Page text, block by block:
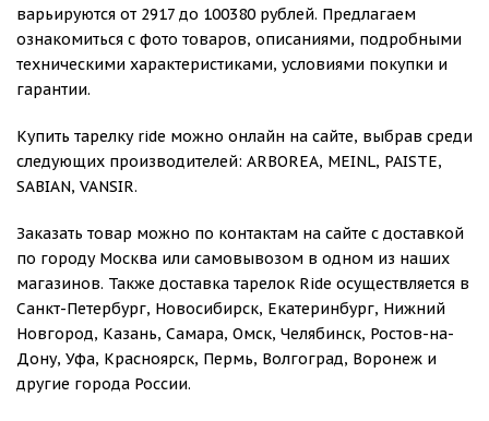
варьируются от 2917 до 100380 рублей. Предлагаем
ознакомиться с фото товаров, описаниями, подробными
техническими характеристиками, условиями покупки и
гарантии.
Купить тарелку ride можно онлайн на сайте, выбрав среди
следующих производителей: ARBOREA, MEINL, PAISTE,
SABIAN, VANSIR.
Заказать товар можно по контактам на сайте с доставкой
по городу Москва или самовывозом в одном из наших
магазинов. Также доставка тарелок Ride осуществляется в
Санкт-Петербург, Новосибирск, Екатеринбург, Нижний
Новгород, Казань, Самара, Омск, Челябинск, Ростов-на-
Дону, Уфа, Красноярск, Пермь, Волгоград, Воронеж и
другие города России.